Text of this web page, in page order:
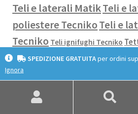
Teli e laterali MatikTeli e
poliestere TecnikoTeli e
Tecniko Teli ignifughi Tecniko
Risorse
SPEDIZIONE GRATUITAper ordini
Ignora